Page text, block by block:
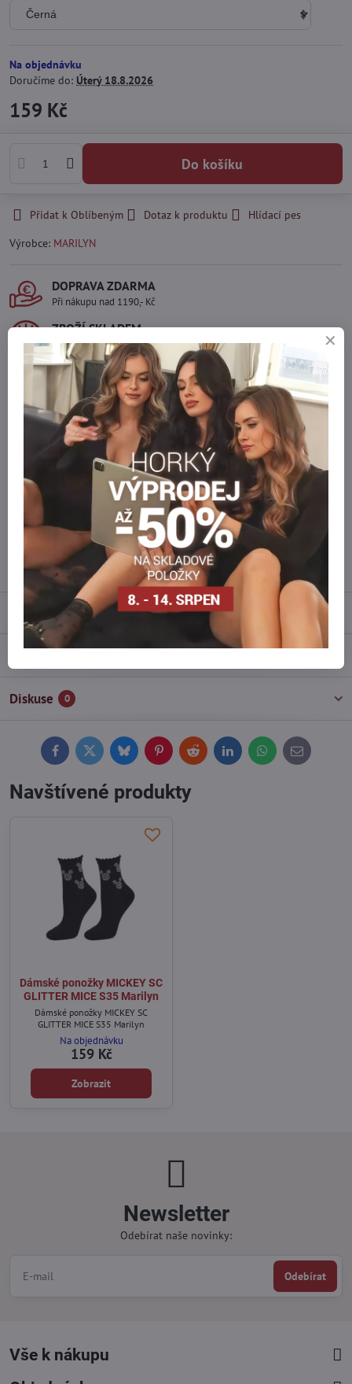
Na objednávku
Doručíme do: Úterý18.8.2026
159 Kč
Do košíku
Přidat k Oblíbeným Dotaz k produktu
Hlídací pes
Výrobce: MARILYN
DOPRAVA ZDARMA
Při nákupu nad 1190,- Kč
ZBOŽÍ SKLADEM
zasíláme ihned
BEZPEČNÁ PLATBA
Zabezpečené online platby
Staňte se součástí everlady
Staňte se součástí everlady a využívejte 5 % členskou výhodu
každém nákupu.
Výhoda se vám automaticky uplatní v košíku.
Máte zájem o více kusů ?
Kontaktujte nás na mail, zboží pro Vás doskladníme!
info​@everlady​.eu
Diskuse 0
FacebookTwitterBlueskyPinterestReddit LinkedInWhatsApp
E-
mail
Navštívené produkty
Dámské ponožky MICKEY SC
GLITTER MICE S35 Marilyn
Dámské ponožky MICKEY SC
GLITTER MICE S35 Marilyn
Na objednávku
159 Kč
Zobrazit
Newsletter
Odebírat naše novinky:
Odebírat
Vše k nákupu